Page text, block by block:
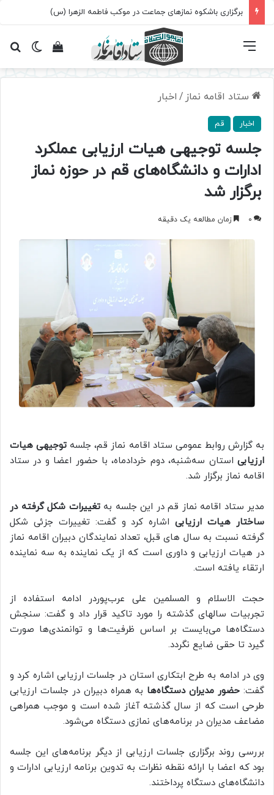
برگزاری باشکوه نمازهای جماعت در موکب فاطمه الزهرا (س)
تغییرمشاهده فهرست
ستاد اقامه نماز / اخبار
اخبار قم
جلسه توجیهی هیات ارزیابی عملکرد
ادارات و دانشگاه‌های قم در حوزه نماز
برگزار شد
0 زمان مطالعه یک دقیقه
به گزارش روابط عمومی ستاد اقامه نماز قم، جلسه توجیهی هیات
ارزیابی استان سه‌شنبه، دوم خردادماه، با حضور اعضا و در ستاد
اقامه نماز برگزار شد.
مدیر ستاد اقامه نماز قم در این جلسه بهتغییرات شکل گرفته در
ساختار هیات ارزیابیاشاره کرد و گفت: تغییرات جزئی شکل
گرفته نسبت به سال های قبل، تعداد نمایندگان دبیران اقامه نماز
در هیات ارزیابی و داوری است که از یک نماینده به سه نماینده
ارتقاء یافته است.
حجت الاسلام و المسلمین علی عرب‌پوردر ادامه استفاده از
تجربیات سالهای گذشته را مورد تاکید قرار داد و گفت: سنجش
دستگاه‌ها می‌بایست بر اساس ظرفیت‌ها و توانمندی‌ها صورت
گیرد تا حقی ضایع نگردد.
وی در ادامه به طرح ابتکاری استان در جلسات ارزیابی اشاره کرد و
گفت: حضور مدیران دستگاه‌ها به همراه دبیران در جلسات ارزیابی
طرحی است که از سال گذشته آغاز شده است و موجب همراهی
مضاعف مدیران در برنامه‌های نمازی دستگاه‌ می‌شود.
بررسی روند برگزاری جلسات ارزیابی از دیگر برنامه‌های این جلسه
بود که اعضا با ارائه نقطه نظرات به تدوین برنامه ارزیابی ادارات و
دانشگاه‌های دستگاه پرداختند.